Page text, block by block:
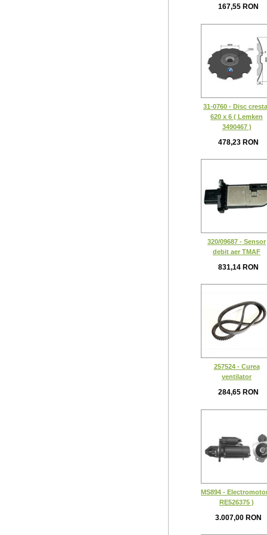
167,55 RON
31-0760 - Disc
620 x 6 ( Lemken
3490467 )
478,23 RON
320/09687 - Sensor
debit aer TMAF
831,14 RON
257524 - Curea
ventilator
284,65 RON
MS894 -
RE526375 )
3.007,00 RON